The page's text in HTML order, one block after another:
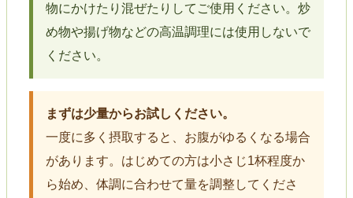
物にかけたり混ぜたりしてご使用ください。炒
め物や揚げ物などの高温調理には使用しないで
ください。
まずは少量からお試しください。
一度に多く摂取すると、お腹がゆるくなる場合
があります。はじめての方は小さじ1杯程度か
ら始め、体調に合わせて量を調整してくださ